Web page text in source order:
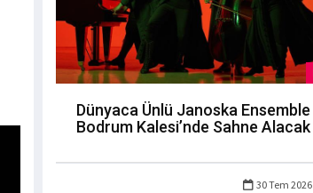
Dünyaca Ünlü Janoska Ensemble
Bodrum Kalesi’nde Sahne Alacak
30 Tem 2026